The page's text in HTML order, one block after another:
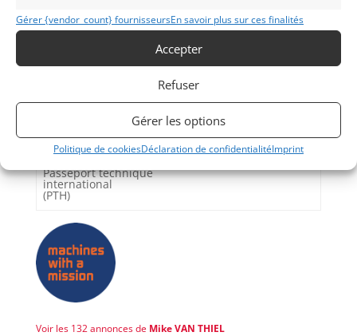
Gérer {vendor_count} fournisseursEn savoir plus sur ces finalités
Accepter
Refuser
Gérer les options
Politique de cookiesDéclaration de confidentialitéImprint
Passeports techniques
Passeport ASN Numéro
Extrait
(3 volets)
Passeport technique
international
(PTH)
Voir les 132 annonces de Mike VAN THIEL